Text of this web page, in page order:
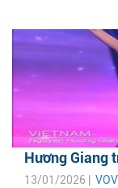
Hương Giang
13/01/2026 |